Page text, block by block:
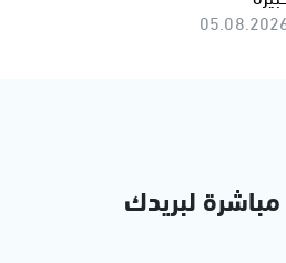
لبريدك